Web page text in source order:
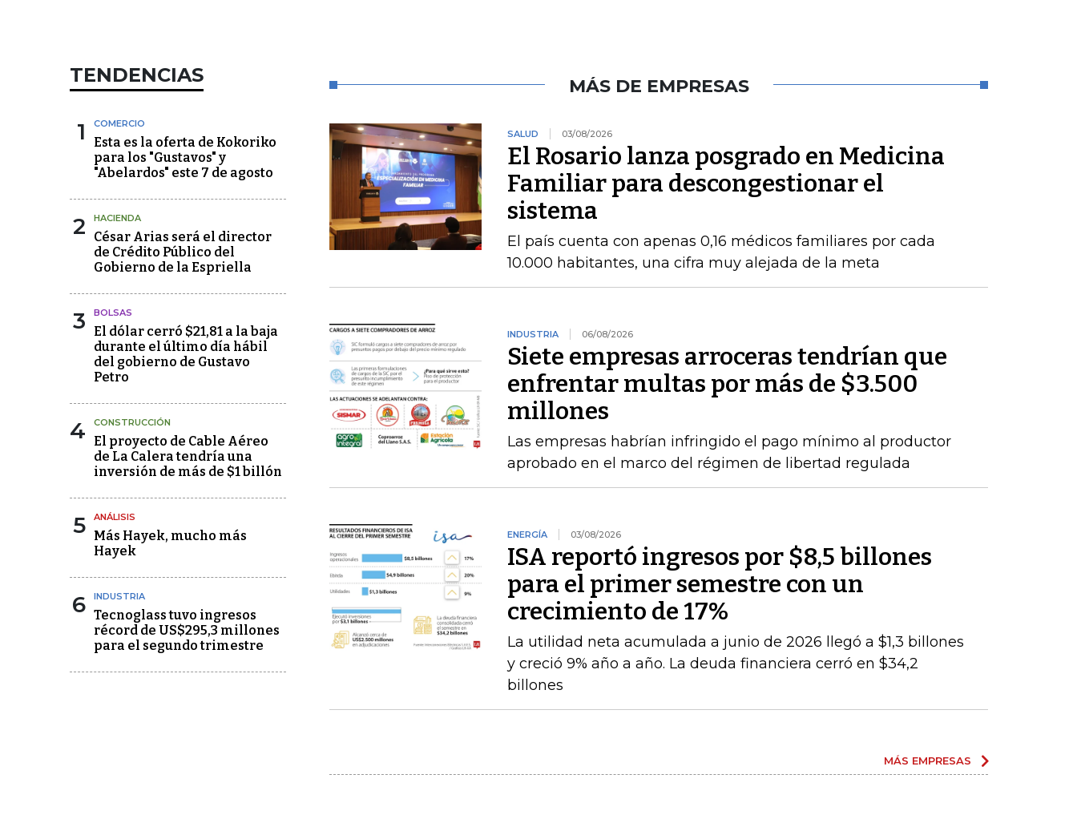
TENDENCIAS
1 COMERCIO
Esta es la oferta de Kokoriko
para los "Gustavos" y
"Abelardos" este 7 de agosto
2 HACIENDA
César Arias será el director
de Crédito Público del
Gobierno de la Espriella
3 BOLSAS
El dólar cerró $21,81 a la baja
durante el último día hábil
del gobierno de Gustavo
Petro
4 CONSTRUCCIÓN
El proyecto de Cable Aéreo
de La Calera tendría una
inversión de más de $1 billón
5 ANÁLISIS
Más Hayek, mucho más
Hayek
6 INDUSTRIA
Tecnoglass tuvo ingresos
récord de US$295,3 millones
para el segundo trimestre
MÁS DE EMPRESAS
SALUD 03/08/2026
El Rosario lanza posgrado en Medicina
Familiar para descongestionar el
sistema
El país cuenta con apenas 0,16 médicos familiares por cada
10.000 habitantes, una cifra muy alejada de la meta
INDUSTRIA 06/08/2026
Siete empresas arroceras tendrían que
enfrentar multas por más de $3.500
millones
Las empresas habrían infringido el pago mínimo al productor
aprobado en el marco del régimen de libertad regulada
ENERGÍA 03/08/2026
ISA reportó ingresos por $8,5 billones
para el primer semestre con un
crecimiento de 17%
La utilidad neta acumulada a junio de 2026 llegó a $1,3 billones
y creció 9% año a año. La deuda financiera cerró en $34,2
billones
MÁS EMPRESAS